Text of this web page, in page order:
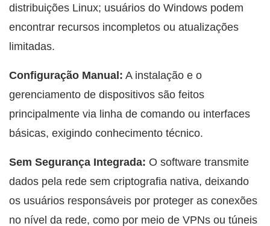
distribuições Linux; usuários do Windows podem
encontrar recursos incompletos ou atualizações
limitadas.
Configuração Manual: A instalação e o
gerenciamento de dispositivos são feitos
principalmente via linha de comando ou interfaces
básicas, exigindo conhecimento técnico.
Sem Segurança Integrada: O software transmite
dados pela rede sem criptografia nativa, deixando
os usuários responsáveis por proteger as conexões
no nível da rede, como por meio de VPNs ou túneis